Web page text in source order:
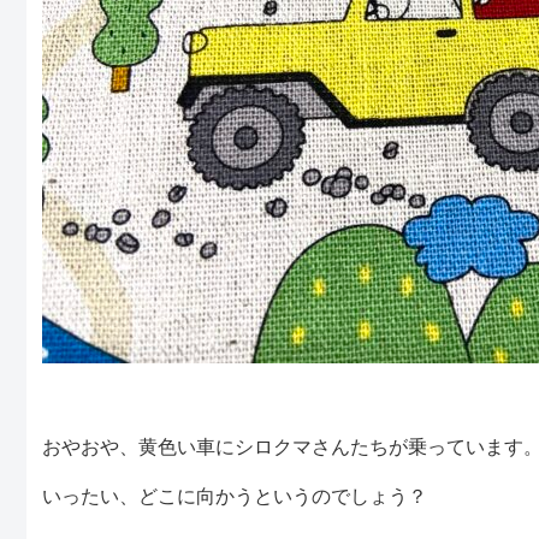
おやおや、黄色い車にシロクマさんたちが乗っています
いったい、どこに向かうというのでしょう？